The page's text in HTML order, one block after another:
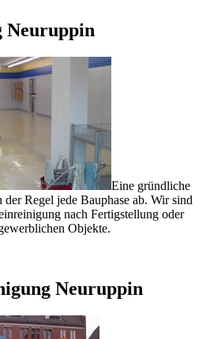
Neuruppin
Eine gründliche
Regel jede Bauphase ab. Wir sind
nach Fertigstellung oder
Objekte.
Neuruppin